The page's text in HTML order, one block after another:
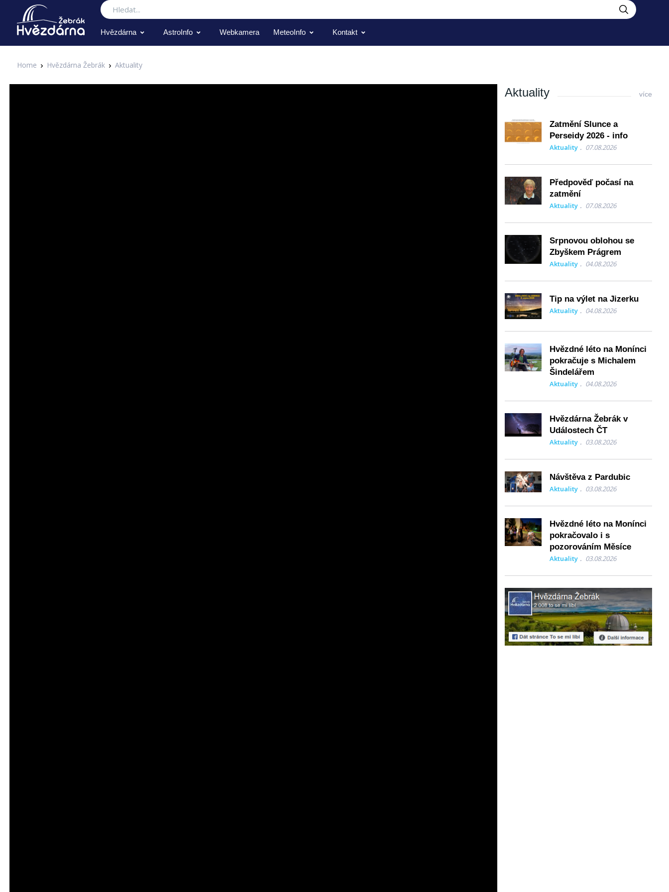
Hledat
Hvězdárna AstroInfo Webkamera MeteoInfo Kontakt
Home Hvězdárna Žebrák Aktuality
Aktuality více
Zatmění Slunce a
Perseidy 2026 - info
Aktuality 07.08.2026
Předpověď počasí na
zatmění
Aktuality 07.08.2026
Srpnovou oblohou se
Zbyškem Prágrem
Aktuality 04.08.2026
Tip na výlet na Jizerku
Aktuality 04.08.2026
Hvězdné léto na Monínci
pokračuje s Michalem
Šindelářem
Aktuality 04.08.2026
Hvězdárna Žebrák v
Událostech ČT
Aktuality 03.08.2026
Návštěva z Pardubic
Aktuality 03.08.2026
Hvězdné léto na Monínci
pokračovalo i s
pozorováním Měsíce
Aktuality 03.08.2026